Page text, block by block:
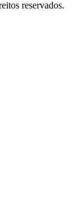
reservados.